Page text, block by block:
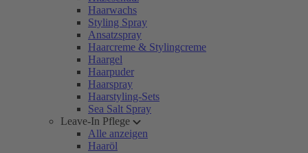
Haarwachs
Styling Spray
Ansatzspray
Haarcreme & Stylingcreme
Haargel
Haarpuder
Haarspray
Haarstyling-Sets
Sea Salt Spray
Leave-In Pflege
Alle anzeigen
Haaröl